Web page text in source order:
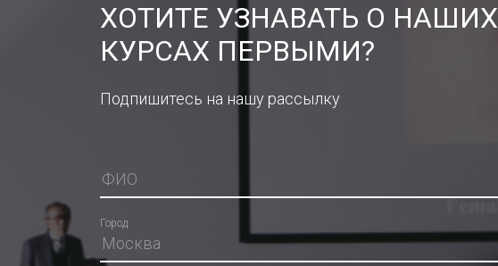
ХОТИТЕ УЗНАВАТЬ О НАШИХ
КУРСАХ ПЕРВЫМИ?
Подпишитесь на нашу рассылку
Город